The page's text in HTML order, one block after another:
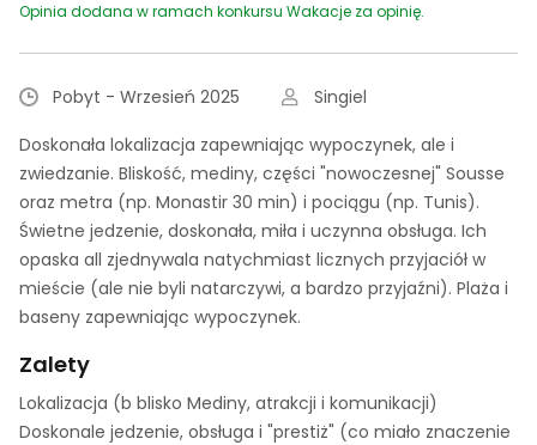
Opinia dodana w ramach konkursu Wakacje za opinię.
Pobyt - Wrzesień 2025
Singiel
Doskonała lokalizacja zapewniając wypoczynek, ale i
zwiedzanie. Bliskość, mediny, części "nowoczesnej" Sousse
oraz metra (np. Monastir 30 min) i pociągu (np. Tunis).
Świetne jedzenie, doskonała, miła i uczynna obsługa. Ich
opaska all zjednywala natychmiast licznych przyjaciół w
mieście (ale nie byli natarczywi, a bardzo przyjaźni). Plaża i
baseny zapewniając wypoczynek.
Zalety
Lokalizacja (b blisko Mediny, atrakcji i komunikacji)
Doskonale jedzenie, obsługa i "prestiż" (co miało znaczenie